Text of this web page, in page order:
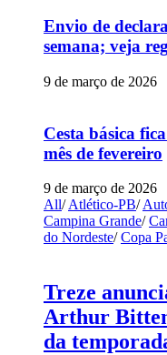
Envio de
semana; veja
9 de março de 2026
Cesta básica
mês de fevereiro
9 de março de 2026
All/ Atlético-PB/
Campina Grande/
do Nordeste/ Copa
Treze
Arthur
da